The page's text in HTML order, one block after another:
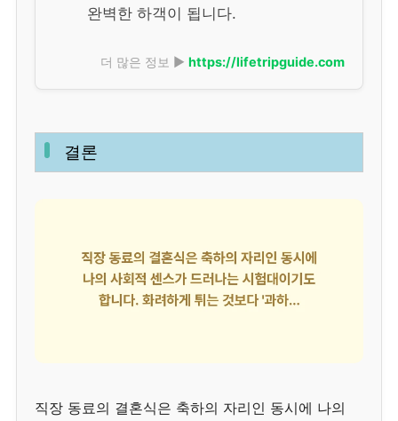
완벽한 하객이 됩니다.
더 많은 정보 ▶ https://lifetripguide.com
결론
직장 동료의 결혼식은 축하의 자리인 동시에 나의